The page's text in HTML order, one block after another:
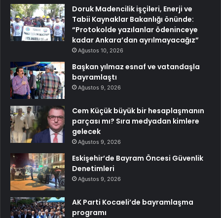
Doruk Madencilik işçileri, Enerji ve
Tabii Kaynaklar Bakanlığı önünde:
“Protokolde yazılanlar ödeninceye
kadar Ankara’dan ayrılmayacağız”
Ağustos 10, 2026
Başkan yılmaz esnaf ve vatandaşla
bayramlaştı
Ağustos 9, 2026
Cem Küçük büyük bir hesaplaşmanın
parçası mı? Sıra medyadan kimlere
gelecek
Ağustos 9, 2026
Eskişehir’de Bayram Öncesi Güvenlik
Denetimleri
Ağustos 9, 2026
AK Parti Kocaeli’de bayramlaşma
programı